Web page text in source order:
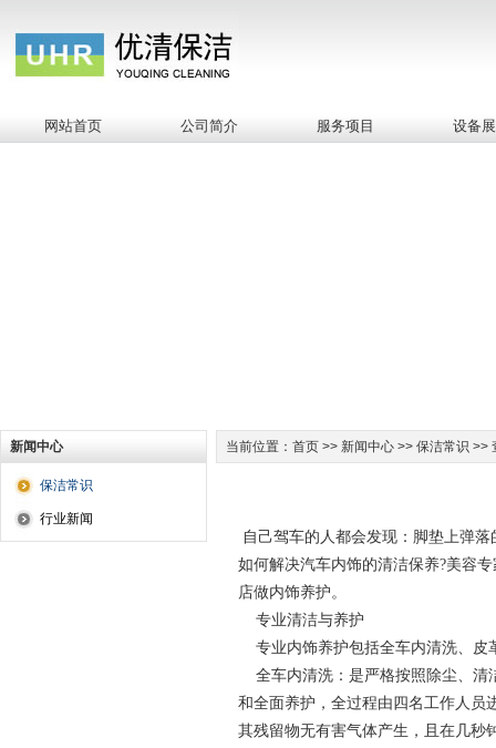
网站首页 公司简介 服务项目 设备
新闻中心
保洁常识
行业新闻
当前位置：首页 >> 新闻中心 >> 保洁常识 >>
自己驾车的人都会发现：脚垫上弹
如何解决汽车内饰的清洁保养?美容
店做内饰养护。
专业清洁与养护
专业内饰养护包括全车内清洗 、
全车内清洗 ：是严格按照除尘、
和全面养护，全过程由四名工作人员
其残留物无有害气体产生，且在几秒